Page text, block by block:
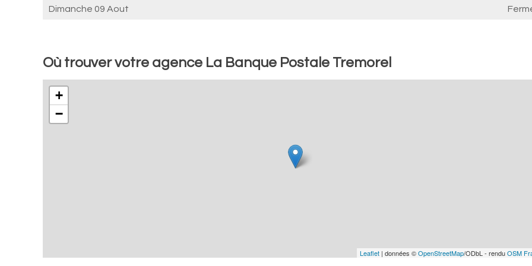
Dimanche 09 Aout
Où trouver votre agence La Banque Postale Tremorel
+
−
Leaflet | données ©OpenStreetMap/ODbL - renduOSM